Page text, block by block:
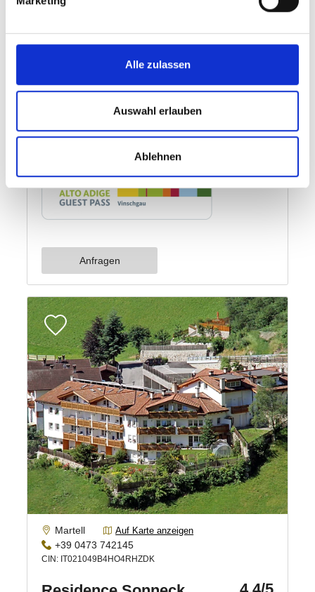
Alle zulassen
Auswahl erlauben
Ablehnen